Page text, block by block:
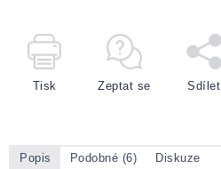
Tisk Zeptat se Sdílet
Popis Podobné (6) Diskuze